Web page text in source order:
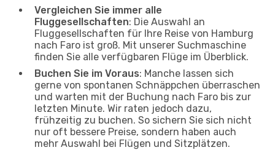
Vergleichen Sie immer alle
Fluggesellschaften: Die Auswahl an
Fluggesellschaften für Ihre Reise von Hamburg
nach Faro ist groß. Mit unserer Suchmaschine
finden Sie alle verfügbaren Flüge im Überblick.
Buchen Sie im Voraus: Manche lassen sich
gerne von spontanen Schnäppchen überraschen
und warten mit der Buchung nach Faro bis zur
letzten Minute. Wir raten jedoch dazu,
frühzeitig zu buchen. So sichern Sie sich nicht
nur oft bessere Preise, sondern haben auch
mehr Auswahl bei Flügen und Sitzplätzen.